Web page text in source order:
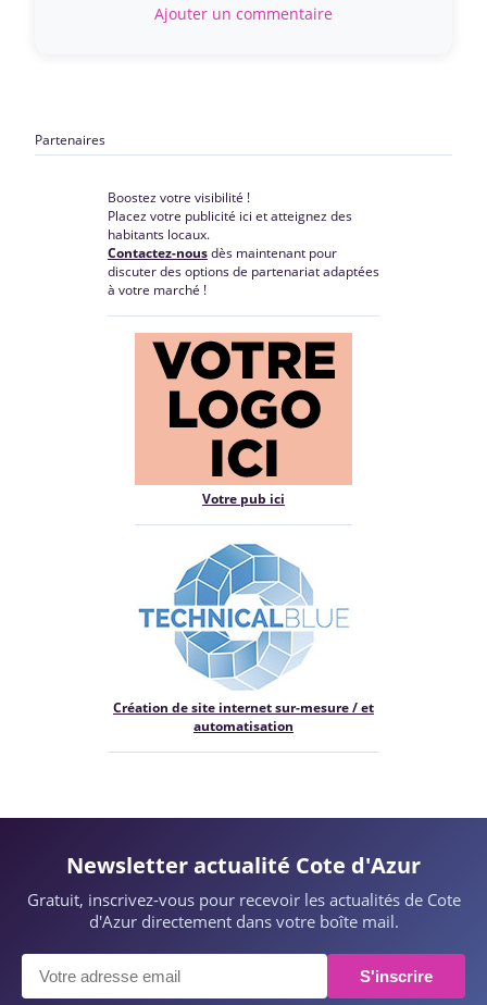
Ajouter un commentaire
Partenaires
Boostez votre visibilité !
Placez votre publicité ici et atteignez des
habitants locaux.
Contactez-nousdès maintenant pour
discuter des options de partenariat adaptées
à votre marché !
Votre pub ici
Création de site internet sur-mesure / et
automatisation
Newsletter actualité Cote d'Azur
Gratuit, inscrivez-vous pour recevoir les actualités de Cote
d'Azur directement dans votre boîte mail.
S'inscrire